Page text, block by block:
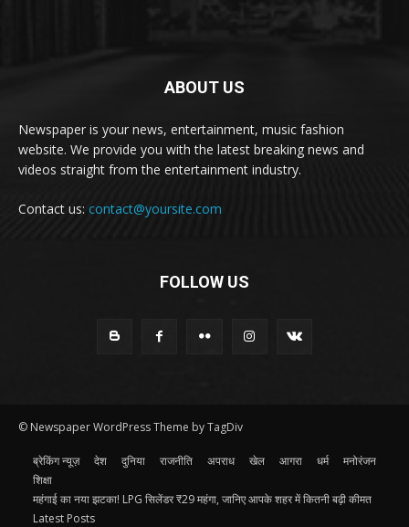
ABOUT US
Newspaper is your news, entertainment, music fashion
website. We provide you with the latest breaking news and
videos straight from the entertainment industry.
Contact us: contact@yoursite.com
FOLLOW US
© Newspaper WordPress Theme by TagDiv
ब्रेकिंग न्यूज़ देश दुनिया राजनीति अपराध खेल आगरा धर्म
मनोरंजन
शिक्षा
महंगाई का नया झटका! LPG सिलेंडर ₹29 महंगा, जानिए आपके शहर में कितनी बढ़ी कीमत
Latest Posts